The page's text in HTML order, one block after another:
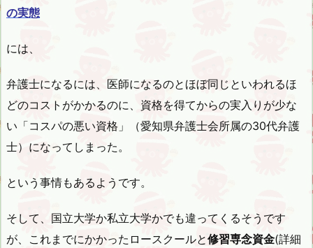
の実態
には、
弁護士になるには、医師になるのとほぼ同じといわれるほ
どのコストがかかるのに、資格を得てからの実入りが少な
い「コスパの悪い資格」（愛知県弁護士会所属の30代弁護
士）になってしまった。
という事情もあるようです。
そして、国立大学か私立大学かでも違ってくるそうです
が、これまでにかかったロースクールと修習専念資金(詳細